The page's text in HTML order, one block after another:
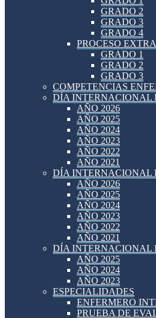
GRADO 2
GRADO 3
GRADO 4
PROCESO
GRADO 1
GRADO 2
GRADO 3
COMPETENCIAS
DÍA INTERNACIONAL
AÑO 2026
AÑO 2025
AÑO 2024
AÑO 2023
AÑO 2022
AÑO 2021
DÍA INTERNACIONAL
AÑO 2026
AÑO 2025
AÑO 2024
AÑO 2023
AÑO 2022
AÑO 2021
DÍA INTERNACIONAL
AÑO 2025
AÑO 2024
AÑO 2023
ESPECIALIDADES
ENFERMERO
PRUEBA DE